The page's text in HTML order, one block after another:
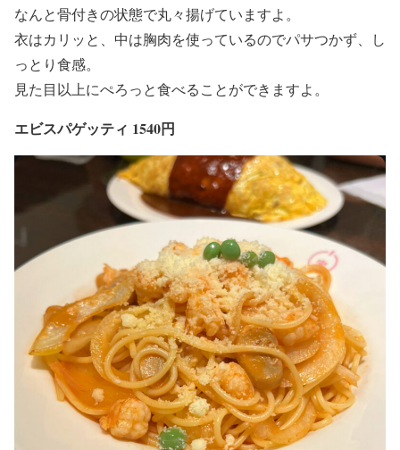
なんと骨付きの状態で丸々揚げていますよ。
衣はカリッと、中は胸肉を使っているのでパサつかず、し
っとり食感。
見た目以上にぺろっと食べることができますよ。
エビスパゲッティ 1540円